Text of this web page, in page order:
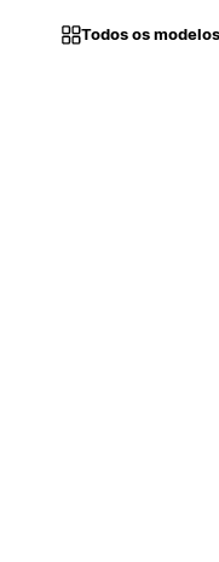
Todos os modelos